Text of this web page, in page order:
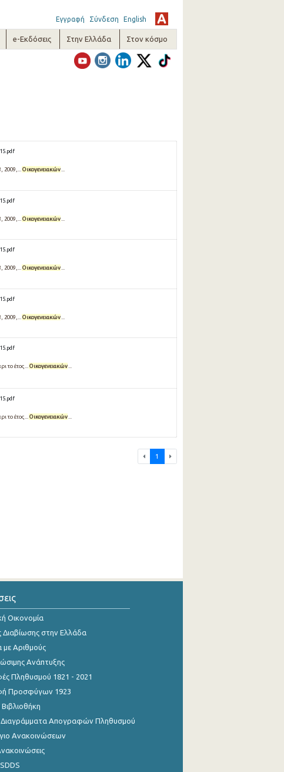
Εγγραφή Σύνδεση English
e-Εκδόσεις Στην Ελλάδα Στον κόσμο
2009,...Οικογενειακών...
2009,... Οικογενειακών
2009,...Οικογενειακών...
2009,... Οικογενειακών
το έτος...Οικογενειακών...
το έτος... Οικογενειακών
1
Οικονομία
Διαβίωσης στην Ελλάδα
Αριθμούς
Ανάπτυξης
Πληθυσμού 1821 - 2021
Προσφύγων 1923
Διαγράμματα Απογραφών Πληθυσμού
Ανακοινώσεων